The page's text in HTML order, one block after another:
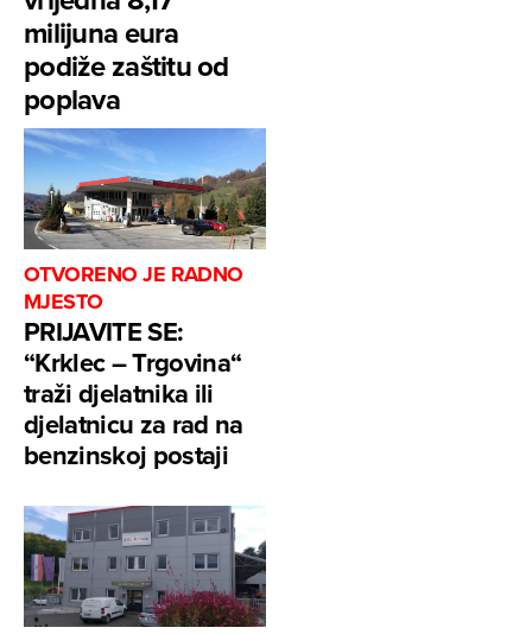
milijuna eura
podiže zaštitu od
poplava
OTVORENO JE RADNO
MJESTO
PRIJAVITE SE:
“Krklec – Trgovina“
traži djelatnika ili
djelatnicu za rad na
benzinskoj postaji